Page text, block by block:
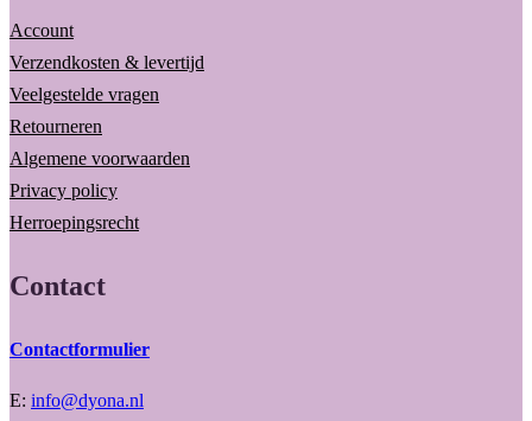
Account
Verzendkosten & levertijd
Veelgestelde vragen
Retourneren
Algemene voorwaarden
Privacy policy
Herroepingsrecht
Contact
Contactformulier
E: info@dyona.nl